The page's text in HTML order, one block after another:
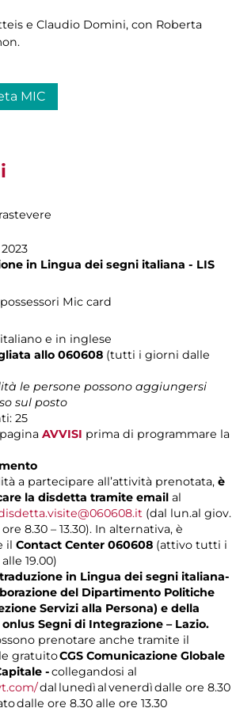
e Claudio Domini, con Roberta
MIC
in Lingua dei segni italiana - LIS
Mic card
e in inglese
allo 060608 (tutti i giorni dalle
le persone possono aggiungersi
sul posto
25
AVVISI prima di programmare la
a partecipare all’attività prenotata, è
la disdetta tramite email al
(dal lun.al giov.
8.30 – 13.30). In alternativa, è
il Contact Center 060608 (attivo tutti i
19.00)
in Lingua dei segni italiana-
del Dipartimento Politiche
Servizi alla Persona) e della
Segni di Integrazione – Lazio.
prenotare anche tramite il
gratuitoCGS Comunicazione Globale
-collegandosi al
dal lunedì al venerdì dalle ore 8.30
dalle ore 8.30 alle ore 13.30